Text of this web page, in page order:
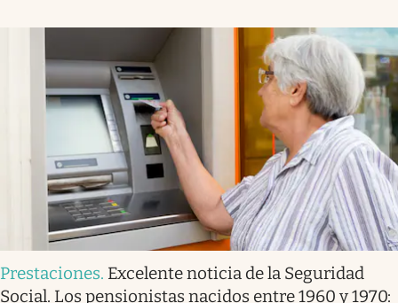
Prestaciones. Excelente noticia de la Seguridad
Social. Los pensionistas nacidos entre 1960 y 1970: